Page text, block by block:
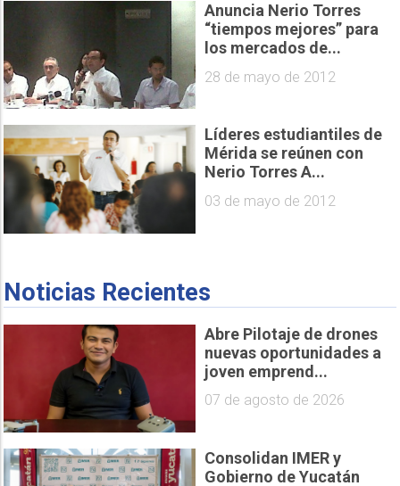
Anuncia Nerio Torres
“tiempos mejores” para
los mercados de...
28 de mayo de 2012
Líderes estudiantiles de
Mérida se reúnen con
Nerio Torres A...
03 de mayo de 2012
Noticias Recientes
Abre Pilotaje de drones
nuevas oportunidades a
joven emprend...
07 de agosto de 2026
Consolidan IMER y
Gobierno de Yucatán